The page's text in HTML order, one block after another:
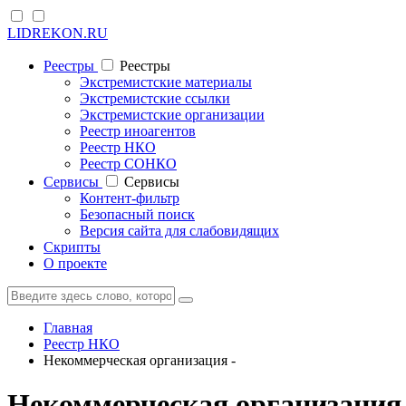
LIDREKON.RU
Реестры
Реестры
Экстремистские материалы
Экстремистские ссылки
Экстремистские организации
Реестр иноагентов
Реестр НКО
Реестр СОНКО
Cервисы
Cервисы
Контент-фильтр
Безопасный поиск
Версия сайта для слабовидящих
Скрипты
О проекте
Главная
Реестр НКО
Некоммерческая организация -